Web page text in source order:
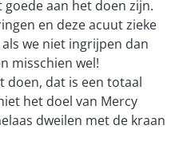
aan het doen zijn.
en deze acuut zieke
we niet ingrijpen dan
misschien wel!
doen, dat is een totaal
het doel van Mercy
dweilen met de kraan